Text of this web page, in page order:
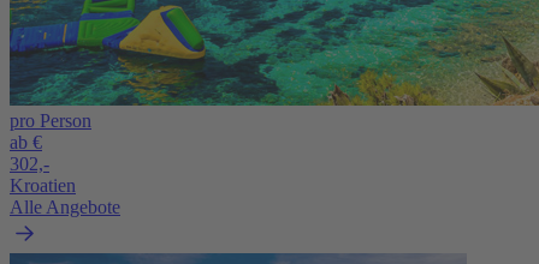
pro Person
ab €
302,-
Kroatien
Alle Angebote